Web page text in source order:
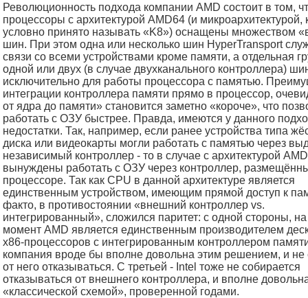
Революционность подхода компании AMD состоит в том,
процессоры с архитектурой AMD64 (и микроархитектурой,
условно принято называть «K8») оснащены множеством
шин. При этом одна или несколько шин HyperTransport
связи со всеми устройствами кроме памяти, а отдельная
одной или двух (в случае двухканального контроллера)
исключительно для работы процессора с памятью.
интеграции контроллера памяти прямо в процессор,
от ядра до памяти» становится заметно «короче», что
работать с ОЗУ быстрее. Правда, имеются у данного
недостатки. Так, например, если ранее устройства типа
диска или видеокарты могли работать с памятью через
независимый контроллер - то в случае с архитектурой
вынуждены работать с ОЗУ через контроллер,
процессоре. Так как CPU в данной архитектуре является
единственным устройством, имеющим прямой доступ к
факто, в противостоянии «внешний контроллер vs.
интегрированный», сложился паритет: с одной стороны,
момент AMD является единственным производителем
x86-процессоров с интегрированным контроллером
компания вроде бы вполне довольна этим решением, и не
от него отказываться. С третьей - Intel тоже не собирается
отказываться от внешнего контроллера, и вполне
«классической схемой», проверенной годами.